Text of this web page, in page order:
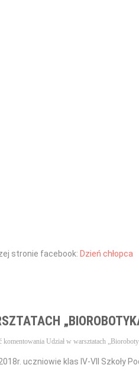
stronie facebook: Dzień chłopca
komentowania Udział w warsztatach
uczniowie klas IV-VII Szkoły